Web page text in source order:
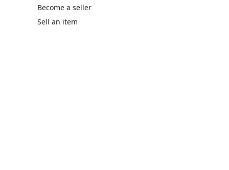
Become a seller
Sell an item